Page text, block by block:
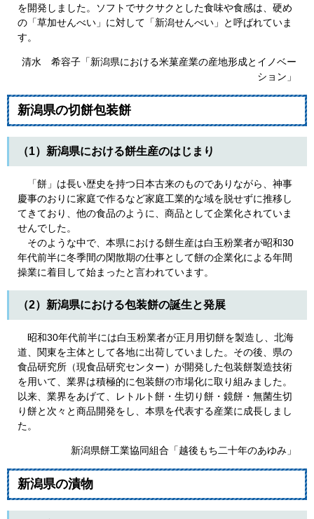
を開発しました。ソフトでサクサクとした食味や食感は、硬め
の「草加せんべい」に対して「新潟せんべい」と呼ばれていま
す。
清水 希容子「新潟県における米菓産業の産地形成とイノベー
ション」
新潟県の切餅包装餅
（1）新潟県における餅生産のはじまり
「餅」は長い歴史を持つ日本古来のものでありながら、神事
慶事のおりに家庭で作るなど家庭工業的な域を脱せずに推移し
てきており、他の食品のように、商品として企業化されていま
せんでした。
そのような中で、本県における餅生産は白玉粉業者が昭和30
年代前半に冬季間の閑散期の仕事として餅の企業化による年間
操業に着目して始まったと言われています。
（2）新潟県における包装餅の誕生と発展
昭和30年代前半には白玉粉業者が正月用切餅を製造し、北海
道、関東を主体として各地に出荷していました。その後、県の
食品研究所（現食品研究センター）が開発した包装餅製造技術
を用いて、業界は積極的に包装餅の市場化に取り組みました。
以来、業界をあげて、レトルト餅・生切り餅・鏡餅・無菌生切
り餅と次々と商品開発をし、本県を代表する産業に成長しまし
た。
新潟県餅工業協同組合「越後もち二十年のあゆみ」
新潟県の漬物